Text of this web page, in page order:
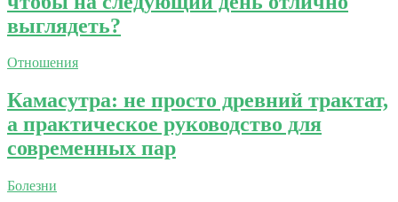
выглядеть?
Отношения
Камасутра: не просто древний трактат,
а практическое руководство для
современных пар
Болезни